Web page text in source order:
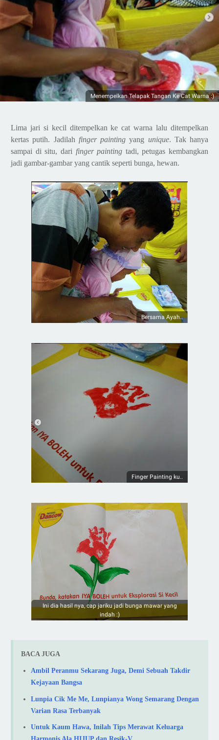
Menempelkan Telapak Tangan Ke Cat Warna :)
Lima jari si kecil ditempelkan ke cat warna lalu ditempelkan
kertas putih. Jadilah finger painting yang unique. Tak hanya
sampai di situ, dari finger painting tadi, petugas kembangkan
jadi gambar-gambar yang cantik seperti bunga, hewan.
Bersama Ayah..
Finger Painting ku..
Ini dia hasil nya, cap jariku jadi bunga mawar yang
indah :)
BACA JUGA
Ambil Peranmu Sekarang Juga, Demi Sebuah Takdir
Kejayaan Bangsa
Lunpia Cik Me Me, Lunpianya Wong Semarang Dengan
Varian Rasa Terbanyak
Untuk Kaum Hawa, Inilah Tips Merawat Keluarga